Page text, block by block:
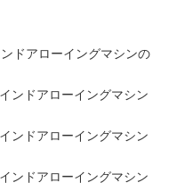
ドアローイングマシンの
ンドアローイングマシン
ンドアローイングマシン
ンドアローイングマシン